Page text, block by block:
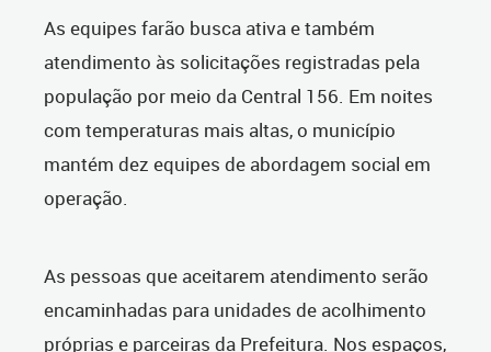
As equipes farão busca ativa e também
atendimento às solicitações registradas pela
população por meio da Central 156. Em noites
com temperaturas mais altas, o município
mantém dez equipes de abordagem social em
operação.
As pessoas que aceitarem atendimento serão
encaminhadas para unidades de acolhimento
próprias e parceiras da Prefeitura. Nos espaços,